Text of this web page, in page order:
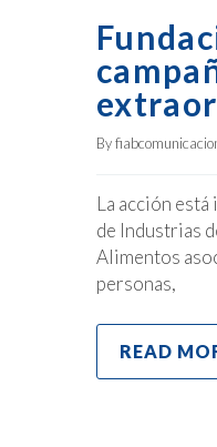
By
La acción
de Industrias
Alimentos
personas,
READ